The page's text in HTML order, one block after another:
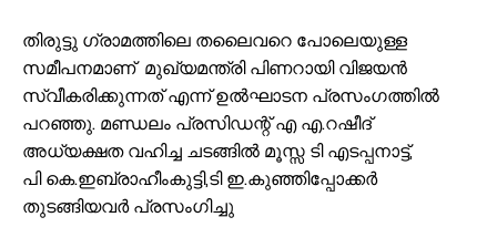
തിരുട്ടു ഗ്രാമത്തിലെ തലൈവറെ പോലെയുള്ള
സമീപനമാണ് മുഖ്യമന്ത്രി പിണറായി വിജയൻ
സ്വീകരിക്കുന്നത് എന്ന് ഉൽഘാടന പ്രസംഗത്തിൽ
പറഞ്ഞു. മണ്ഡലം പ്രസിഡന്റ് എ എ.റഷീദ്
അധ്യക്ഷത വഹിച്ച ചടങ്ങിൽ മൂസ്സ ടി എടപ്പനാട്ട്,
പി കെ.ഇബ്രാഹീംകുട്ടി,ടി ഇ.കുഞ്ഞിപ്പോക്കർ
തുടങ്ങിയവർ പ്രസംഗിച്ചു